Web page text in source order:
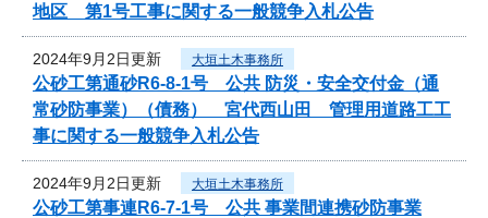
地区 第1号工事に関する一般競争入札公告
2024年9月2日更新 大垣土木事務所
公砂工第通砂R6-8-1号 公共 防災・安全交付金（通
常砂防事業）（債務） 宮代西山田 管理用道路工工
事に関する一般競争入札公告
2024年9月2日更新 大垣土木事務所
公砂工第事連R6-7-1号 公共 事業間連携砂防事業